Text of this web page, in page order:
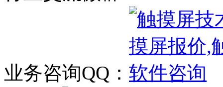
业务咨询QQ：